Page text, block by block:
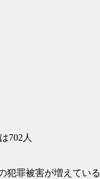
702人
犯罪被害が増えている